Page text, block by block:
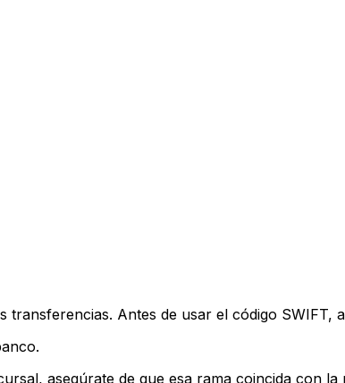
Antes de usar el código SWIFT,
asegúrate de que esa rama coincida con la